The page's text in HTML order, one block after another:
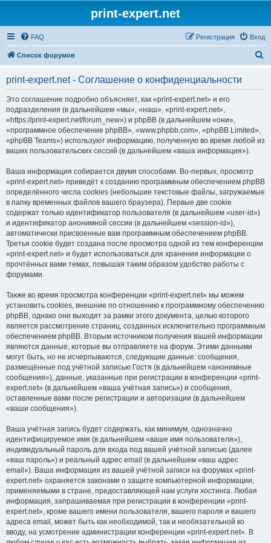
print-expert.net
FAQ Вход
Регистрация
Список форумов
print-expert.net - Соглашение о конфиденциальности
Это соглашение подробно объясняет, как «print-expert.net» и его
подразделения (в дальнейшем «мы», «наш», «print-expert.net»,
«https://print-expert.net/forum_new») и phpBB (в дальнейшем «они»,
«программное обеспечение phpBB», «www.phpbb.com», «phpBB Limited»,
«phpBB Teams») используют информацию, полученную во время любой из
ваших пользовательских сессий (в дальнейшем «ваша информация»).
Ваша информация собирается двумя способами. Во-первых, просмотр
«print-expert.net» приведёт к созданию программным обеспечением phpBB
определённого числа cookies (небольшие текстовые файлы, загружаемые
в папку временных файлов вашего браузера). Первые две cookie
содержат только идентификатор пользователя (в дальнейшем «user-id»)
и идентификатор анонимной сессии (в дальнейшем «session-id»),
автоматически присвоенные вам программным обеспечением phpBB.
Третья cookie будет создана после просмотра одной из тем конференции
«print-expert.net» и будет использоваться для хранения информации о
прочтённых вами темах, повышая таким образом удобство работы с
форумами.
Также во время просмотра конференции «print-expert.net» мы можем
установить cookies, внешние по отношению к программному обеспечению
phpBB, однако они выходят за рамки этого документа, целью которого
является рассмотрение страниц, созданных исключительно программным
обеспечением phpBB. Вторым источником получения вашей информации
являются данные, которые вы отправляете на форум. Этими данными
могут быть, но не исчерпываются, следующие данные: сообщения,
размещённые под учётной записью Гостя (в дальнейшем «анонимные
сообщения»), данные, указанные при регистрации в конференции «print-
expert.net» (в дальнейшем «ваша учётная запись») и сообщения,
оставленные вами после регистрации и авторизации (в дальнейшем
«ваши сообщения»).
Ваша учётная запись будет содержать, как минимум, однозначно
идентифицируемое имя (в дальнейшем «ваше имя пользователя»),
индивидуальный пароль для входа под вашей учётной записью (далее
«ваш пароль») и реальный адрес email (в дальнейшем «ваш адрес
email»). Ваша информация из вашей учётной записи на форумах «print-
expert.net» охраняется законами о защите компьютерной информации,
применяемыми в стране, предоставляющей нам услуги хостинга. Любая
информация, запрашиваемая при регистрации в конференции «print-
expert.net», кроме вашего имени пользователя, вашего пароля и вашего
адреса email, может быть как необходимой, так и необязательной ко
вводу, на усмотрение администрации конференции «print-expert.net». В